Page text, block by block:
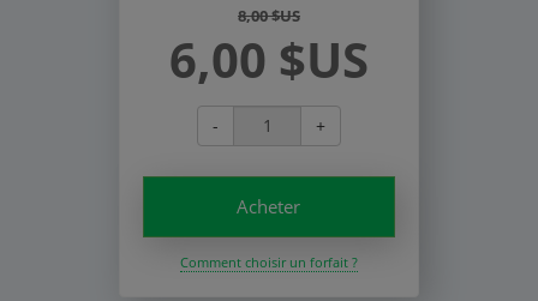
8,00 $US
6,00 $US
- +
Acheter
Comment choisir un forfait ?